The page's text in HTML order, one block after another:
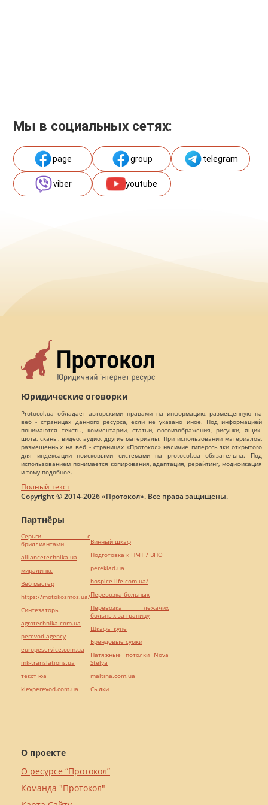
Мы в социальных сетях:
page group telegram
viber youtube
Юридические оговорки
Protocol.ua обладает авторскими правами на информацию, размещенную на
веб - страницах данного ресурса, если не указано иное. Под информацией
понимаются тексты, комментарии, статьи, фотоизображения, рисунки, ящик-
шота, сканы, видео, аудио, другие материалы. При использовании материалов,
размещенных на веб - страницах «Протокол» наличие гиперссылки открытого
для индексации поисковыми системами на protocol.ua обязательна. Под
использованием понимается копирования, адаптация, рерайтинг, модификация
и тому подобное.
Полный текст
Copyright © 2014-2026 «Протокол». Все права защищены.
О проекте
О ресурсе “Протокол”
Команда "Протокол"
Партнёры
Серьги с
бриллиантами
alliancetechnika.ua
миралинкс
Веб мастер
https://motokosmos.ua/
Синтезаторы
agrotechnika.com.ua
perevod.agency
europeservice.com.ua
mk-translations.ua
текст юа
kievperevod.com.ua
Винный шкаф
Подготовка к НМТ / ВНО
pereklad.ua
hospice-life.com.ua/
Перевозка больных
Перевозка лежачих
больных за границу
Шкафы купе
Брендовые сумки
Натяжные потолки Nova
Stelya
maltina.com.ua
Cылки